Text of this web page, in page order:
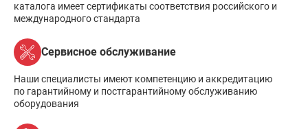
каталога имеет сертификаты соответствия российского и
международного стандарта
Сервисное обслуживание
Наши специалисты имеют компетенцию и аккредитацию
по гарантийному и постгарантийному обслуживанию
оборудования